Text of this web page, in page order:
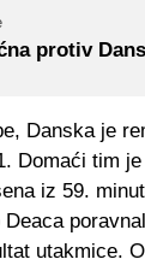
protiv
Danska je
Domaći tim
iz 59.
utakmice.